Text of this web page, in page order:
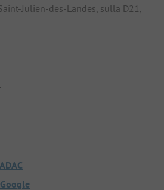
Julien-des-Landes, sulla D21,